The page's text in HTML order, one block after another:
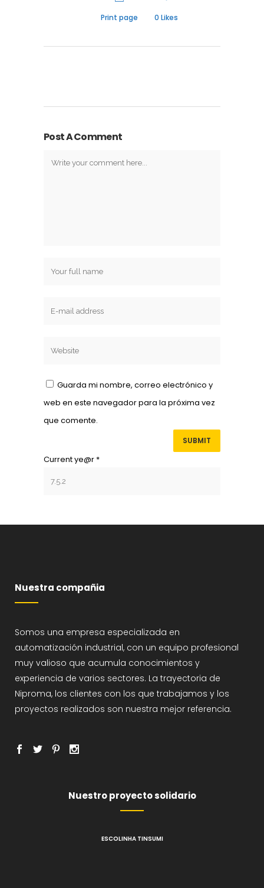
Print page 0 Likes
Post A Comment
Guarda mi nombre, correo electrónico y
web en este navegador para la próxima vez
que comente.
Current ye@r *
Nuestra compañia
Somos una empresa especializada en
automatización industrial, con un equipo profesional
muy valioso que acumula conocimientos y
experiencia de varios sectores. La trayectoria de
Niproma, los clientes con los que trabajamos y los
proyectos realizados son nuestra mejor referencia.
Nuestro proyecto solidario
ESCOLINHA TINSUMI